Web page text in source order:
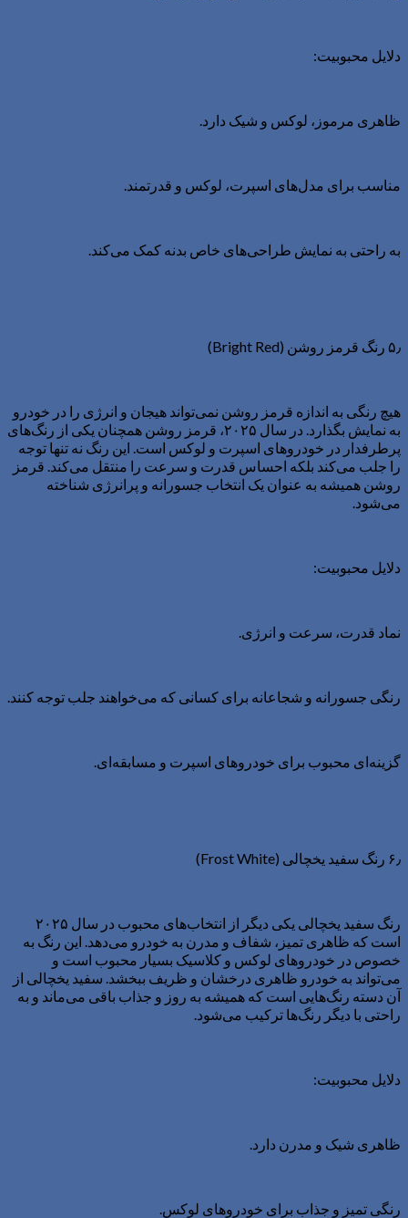
دلایل محبوبیت:
ظاهری مرموز، لوکس و شیک دارد.
مناسب برای مدل‌های اسپرت، لوکس و قدرتمند.
به راحتی به نمایش طراحی‌های خاص بدنه کمک می‌کند.
۵٫ رنگ قرمز روشن (Bright Red)
هیچ رنگی به اندازه قرمز روشن نمی‌تواند هیجان و انرژی را در خودرو
به نمایش بگذارد. در سال ۲۰۲۵، قرمز روشن همچنان یکی از رنگ‌های
پرطرفدار در خودروهای اسپرت و لوکس است. این رنگ نه تنها توجه
را جلب می‌کند بلکه احساس قدرت و سرعت را منتقل می‌کند. قرمز
روشن همیشه به عنوان یک انتخاب جسورانه و پرانرژی شناخته
می‌شود.
دلایل محبوبیت:
نماد قدرت، سرعت و انرژی.
رنگی جسورانه و شجاعانه برای کسانی که می‌خواهند جلب توجه کنند.
گزینه‌ای محبوب برای خودروهای اسپرت و مسابقه‌ای.
۶٫ رنگ سفید یخچالی (Frost White)
رنگ سفید یخچالی یکی دیگر از انتخاب‌های محبوب در سال ۲۰۲۵
است که ظاهری تمیز، شفاف و مدرن به خودرو می‌دهد. این رنگ به
خصوص در خودروهای لوکس و کلاسیک بسیار محبوب است و
می‌تواند به خودرو ظاهری درخشان و ظریف ببخشد. سفید یخچالی از
آن دسته رنگ‌هایی است که همیشه به روز و جذاب باقی می‌ماند و به
راحتی با دیگر رنگ‌ها ترکیب می‌شود.
دلایل محبوبیت:
ظاهری شیک و مدرن دارد.
رنگی تمیز و جذاب برای خودروهای لوکس.